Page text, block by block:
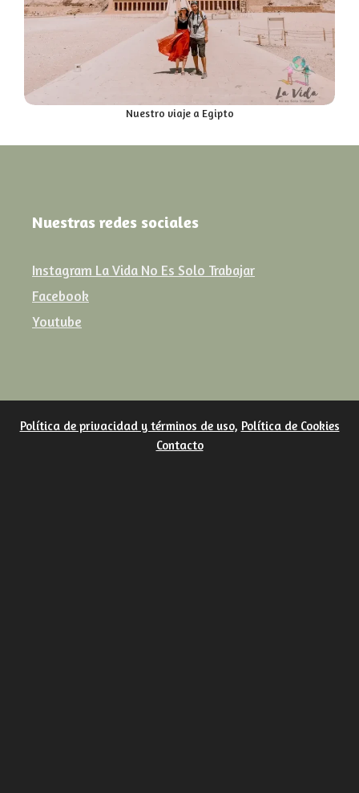
Nuestro viaje a Egipto
Nuestras redes sociales
Instagram La Vida No Es Solo Trabajar
Facebook
Youtube
Política de privacidad y términos de uso, Política de Cookies
Contacto